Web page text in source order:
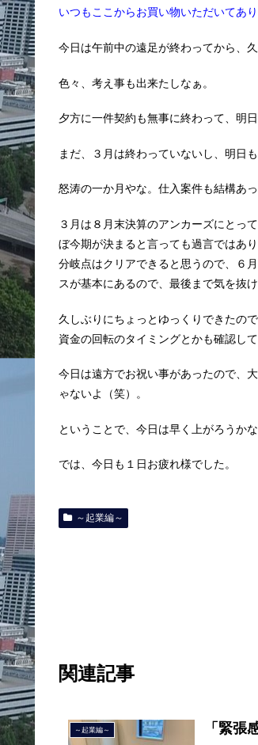
いつもここからお買い物いただいてあ
今日は午前中の遠足が終わってから、
色々、考え事も出来たしなぁ。
夕方に一件契約も無事に終わって、明
まだ、３月は終わっていないし、明日
怒涛の一か月やな。仕入案件も結構あ
３月は８月末決算のアンカーズにとっ
ぼ今期が決まると言っても過言ではあ
分岐点はクリアできると思うので、６
スが基本にあるので、最後まで気を抜
久しぶりにちょっとゆっくりできたの
資金の回転のタイミングとかも確認し
今日は遠方でお祝い事があったので、
ゃないよ（笑）。
ということで、今日は早く上がろうかな
では、今日も１日お疲れ様でした。
～起業編～
関連記事
～起業編～ 「緊張